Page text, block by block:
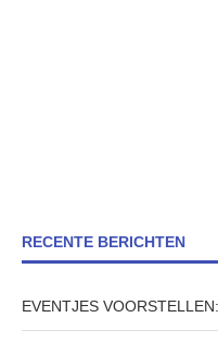
RECENTE BERICHTEN
EVENTJES